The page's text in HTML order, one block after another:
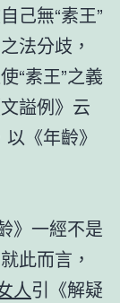
己無“素王”
法分歧，
“素王”之義
謚例》云
《年齡》
》一經不是
此而言，
人引《解疑